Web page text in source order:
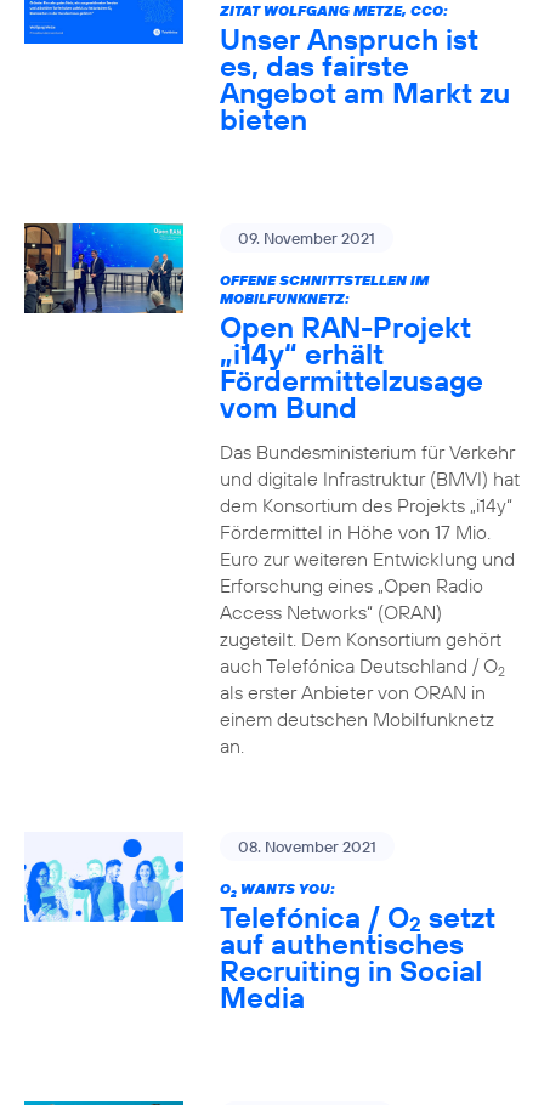
ZITAT WOLFGANG METZE, CCO:
Unser Anspruch ist
es, das fairste
Angebot am Markt zu
bieten
09. November 2021
OFFENE SCHNITTSTELLEN IM
MOBILFUNKNETZ:
Open RAN-Projekt
„i14y“ erhält
Fördermittelzusage
vom Bund
Das Bundesministerium für Verkehr
und digitale Infrastruktur (BMVI) hat
dem Konsortium des Projekts „i14y“
Fördermittel in Höhe von 17 Mio.
Euro zur weiteren Entwicklung und
Erforschung eines „Open Radio
Access Networks“ (ORAN)
zugeteilt. Dem Konsortium gehört
auch Telefónica Deutschland / O2
als erster Anbieter von ORAN in
einem deutschen Mobilfunknetz
an.
08. November 2021
O2WANTS YOU:
Telefónica / O2 setzt
auf authentisches
Recruiting in Social
Media